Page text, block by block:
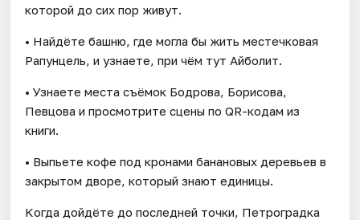
которой до сих пор живут.
• Найдёте башню, где могла бы жить местечковая
Рапунцель, и узнаете, при чём тут Айболит.
• Узнаете места съёмок Бодрова, Борисова,
Певцова и просмотрите сцены по QR-кодам из
книги.
• Выпьете кофе под кронами банановых деревьев в
закрытом дворе, который знают единицы.
Когда дойдёте до последней точки, Петроградка